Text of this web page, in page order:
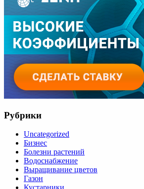
Рубрики
Uncategorized
Бизнес
Болезни растений
Водоснабжение
Выращивание цветов
Газон